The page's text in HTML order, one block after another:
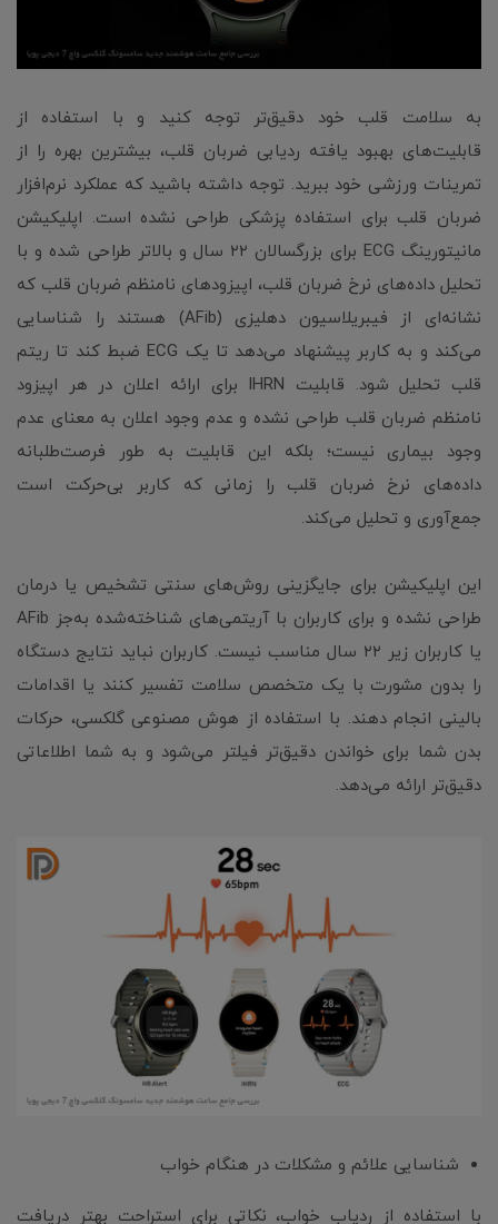
به سلامت قلب خود دقیق‌تر توجه کنید و با استفاده از
قابلیت‌های بهبود یافته ردیابی ضربان قلب، بیشترین بهره را از
تمرینات ورزشی خود ببرید. توجه داشته باشید که عملکرد نرم‌افزار
ضربان قلب برای استفاده پزشکی طراحی نشده است. اپلیکیشن
مانیتورینگ ECG برای بزرگسالان ۲۲ سال و بالاتر طراحی شده و با
تحلیل داده‌های نرخ ضربان قلب، اپیزودهای نامنظم ضربان قلب که
نشانه‌ای از فیبریلاسیون دهلیزی (AFib) هستند را شناسایی
می‌کند و به کاربر پیشنهاد می‌دهد تا یک ECG ضبط کند تا ریتم
قلب تحلیل شود. قابلیت IHRN برای ارائه اعلان در هر اپیزود
نامنظم ضربان قلب طراحی نشده و عدم وجود اعلان به معنای عدم
وجود بیماری نیست؛ بلکه این قابلیت به طور فرصت‌طلبانه
داده‌های نرخ ضربان قلب را زمانی که کاربر بی‌حرکت است
جمع‌آوری و تحلیل می‌کند.
این اپلیکیشن برای جایگزینی روش‌های سنتی تشخیص یا درمان
طراحی نشده و برای کاربران با آریتمی‌های شناخته‌شده به‌جز AFib
یا کاربران زیر ۲۲ سال مناسب نیست. کاربران نباید نتایج دستگاه
را بدون مشورت با یک متخصص سلامت تفسیر کنند یا اقدامات
بالینی انجام دهند. با استفاده از هوش مصنوعی گلکسی، حرکات
بدن شما برای خواندن دقیق‌تر فیلتر می‌شود و به شما اطلاعاتی
دقیق‌تر ارائه می‌دهد.
شناسایی علائم و مشکلات در هنگام خواب
با استفاده از ردیاب خواب، نکاتی برای استراحت بهتر دریافت